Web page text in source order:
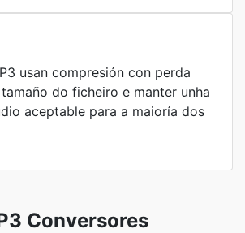
usan compresión con perda
do ficheiro e manter unha
aceptable para a maioría dos
Conversores